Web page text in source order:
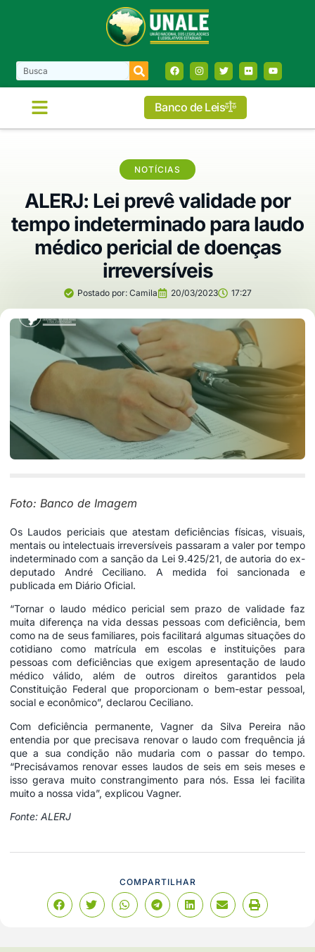
Banco de Leis
NOTÍCIAS
ALERJ: Lei prevê validade por
tempo indeterminado para laudo
médico pericial de doenças
irreversíveis
Postado por:Camila 20/03/2023 17:27
Foto: Banco de Imagem
Os Laudos periciais que atestam deficiências físicas, visuais,
mentais ou intelectuais irreversíveis passaram a valer por tempo
indeterminado com a sanção da Lei 9.425/21, de autoria do ex-
deputado André Ceciliano. A medida foi sancionada e
publicada em Diário Oficial.
“Tornar o laudo médico pericial sem prazo de validade faz
muita diferença na vida dessas pessoas com deficiência, bem
como na de seus familiares, pois facilitará algumas situações do
cotidiano como matrícula em escolas e instituições para
pessoas com deficiências que exigem apresentação de laudo
médico válido, além de outros direitos garantidos pela
Constituição Federal que proporcionam o bem-estar pessoal,
social e econômico”, declarou Ceciliano.
Com deficiência permanente, Vagner da Silva Pereira não
entendia por que precisava renovar o laudo com frequência já
que a sua condição não mudaria com o passar do tempo.
“Precisávamos renovar esses laudos de seis em seis meses e
isso gerava muito constrangimento para nós. Essa lei facilita
muito a nossa vida”, explicou Vagner.
Fonte: ALERJ
COMPARTILHAR